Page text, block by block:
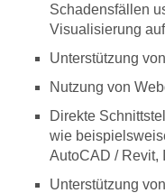
Schadensfällen
Visualisierung
Unterstützung
Nutzung von
Direkte
wie
AutoCAD / Revit,
Unterstützung